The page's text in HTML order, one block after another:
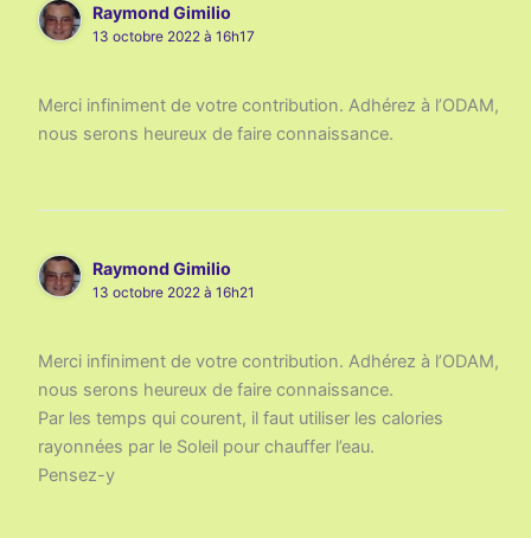
Raymond Gimilio
13 octobre 2022 à 16h17
Merci infiniment de votre contribution. Adhérez à l’ODAM,
nous serons heureux de faire connaissance.
Raymond Gimilio
13 octobre 2022 à 16h21
Merci infiniment de votre contribution. Adhérez à l’ODAM,
nous serons heureux de faire connaissance.
Par les temps qui courent, il faut utiliser les calories
rayonnées par le Soleil pour chauffer l’eau.
Pensez-y